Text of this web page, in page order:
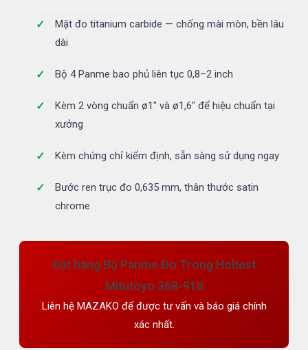
Mặt đo titanium carbide — chống mài mòn, bền lâu
dài
Bộ 4 Panme bao phủ liên tục 0,8–2 inch
Kèm 2 vòng chuẩn ø1" và ø1,6" để hiệu chuẩn tại
xưởng
Kèm chứng chỉ kiểm định, sẵn sàng sử dụng ngay
Bước ren trục đo 0,635 mm, thân thước satin
chrome
Đặt hàng Bộ Panme Đo Trong Holtest
Mitutoyo 368-918
Liên hệ MAZAKO để được tư vấn và báo giá chính
xác nhất.